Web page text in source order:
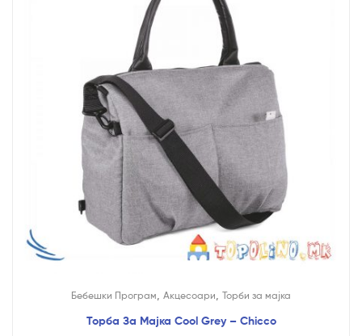
Бебешки Програм Акцесоари Торби за мајка
Торба За Мајка Cool Grey – Chicco